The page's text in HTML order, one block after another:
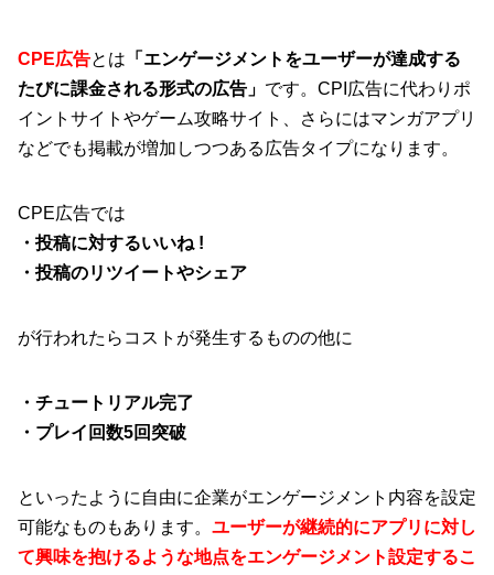
CPE広告とは 「エンゲージメントをユーザーが達成する
たびに課金される形式の広告」 です。CPI広告に代わりポ
イントサイトやゲーム攻略サイト、さらにはマンガアプリ
などでも掲載が増加しつつある広告タイプになります。
CPE広告では
・投稿に対するいいね !
・投稿のリツイートやシェア
が行われたらコストが発生するものの他に
・チュートリアル完了
・プレイ回数5回突破
といったように自由に企業がエンゲージメント内容を設定
可能なものもあります。 ユーザーが継続的にアプリに対し
て興味を抱けるような地点をエンゲージメント設定するこ